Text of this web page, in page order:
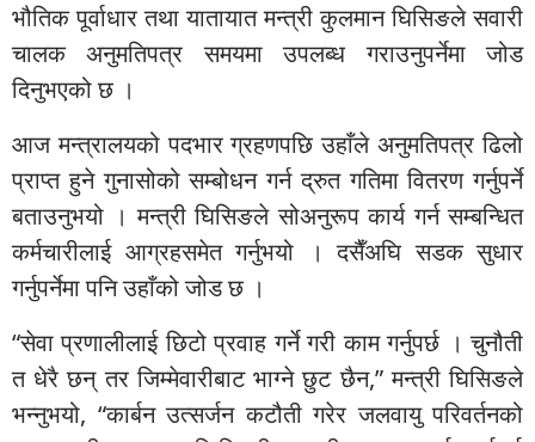
भौतिक पूर्वाधार तथा यातायात मन्त्री कुलमान घिसिङले सवारी
चालक अनुमतिपत्र समयमा उपलब्ध गराउनुपर्नेमा जोड
दिनुभएको छ ।
आज मन्त्रालयको पदभार ग्रहणपछि उहाँले अनुमतिपत्र ढिलो
प्राप्त हुने गुनासोको सम्बोधन गर्न द्रुत गतिमा वितरण गर्नुपर्ने
बताउनुभयो । मन्त्री घिसिङले सोअनुरूप कार्य गर्न सम्बन्धित
कर्मचारीलाई आग्रहसमेत गर्नुभयो । दसैँअघि सडक सुधार
गर्नुपर्नेमा पनि उहाँको जोड छ ।
“सेवा प्रणालीलाई छिटो प्रवाह गर्ने गरी काम गर्नुपर्छ । चुनौती
त धेरै छन् तर जिम्मेवारीबाट भाग्ने छुट छैन,” मन्त्री घिसिङले
भन्नुभयो, “कार्बन उत्सर्जन कटौती गरेर जलवायु परिवर्तनको